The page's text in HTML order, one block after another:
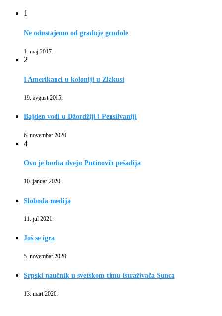
1
Ne odustajemo od gradnje gondole
1. maj 2017.
2
I Amerikanci u koloniji u Zlakusi
19. avgust 2015.
Bajden vodi u Džordžiji i Pensilvaniji
6. novembar 2020.
4
Ovo je borba dveju Putinovih pešadija
10. januar 2020.
Sloboda medija
11. jul 2021.
Još se igra
5. novembar 2020.
Srpski naučnik u svetskom timu istraživača Sunca
13. mart 2020.